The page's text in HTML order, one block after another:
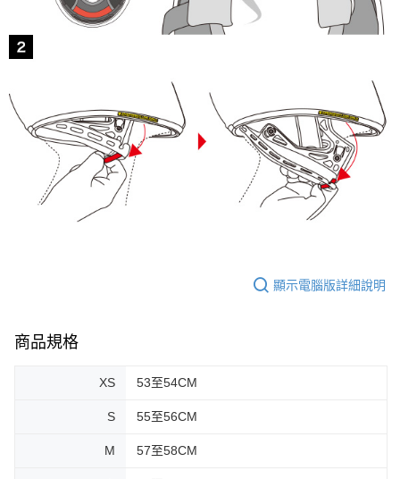
顯示電腦版詳細說明
商品規格
XS 53至54CM
S 55至56CM
M 57至58CM